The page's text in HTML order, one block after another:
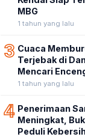
MBG
1 tahun yang lalu
3 Cuaca
Terjebak di
Mencari
1 tahun yang lalu
4 Penerimaan
Meningkat,
Peduli